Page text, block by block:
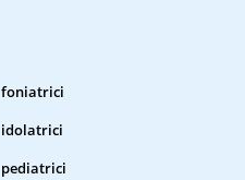
foniatrici
idolatrici
pediatrici